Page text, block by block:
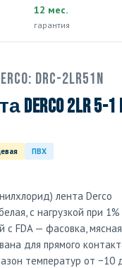
12 мес.
гарантия
DRC-2LR51N
2LR 5-1
ПВХ
лента Derco
с нагрузкой при 1%
FDA — фасовка,
для прямого
температур от −10